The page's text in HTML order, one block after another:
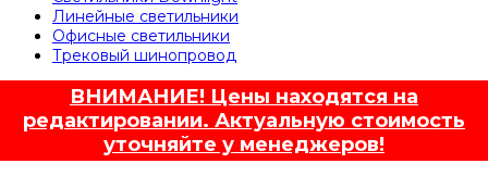
Линейные светильники
Офисные светильники
Трековый шинопровод
ВНИМАНИЕ! Цены находятся на
редактировании. Актуальную стоимость
уточняйте у менеджеров!